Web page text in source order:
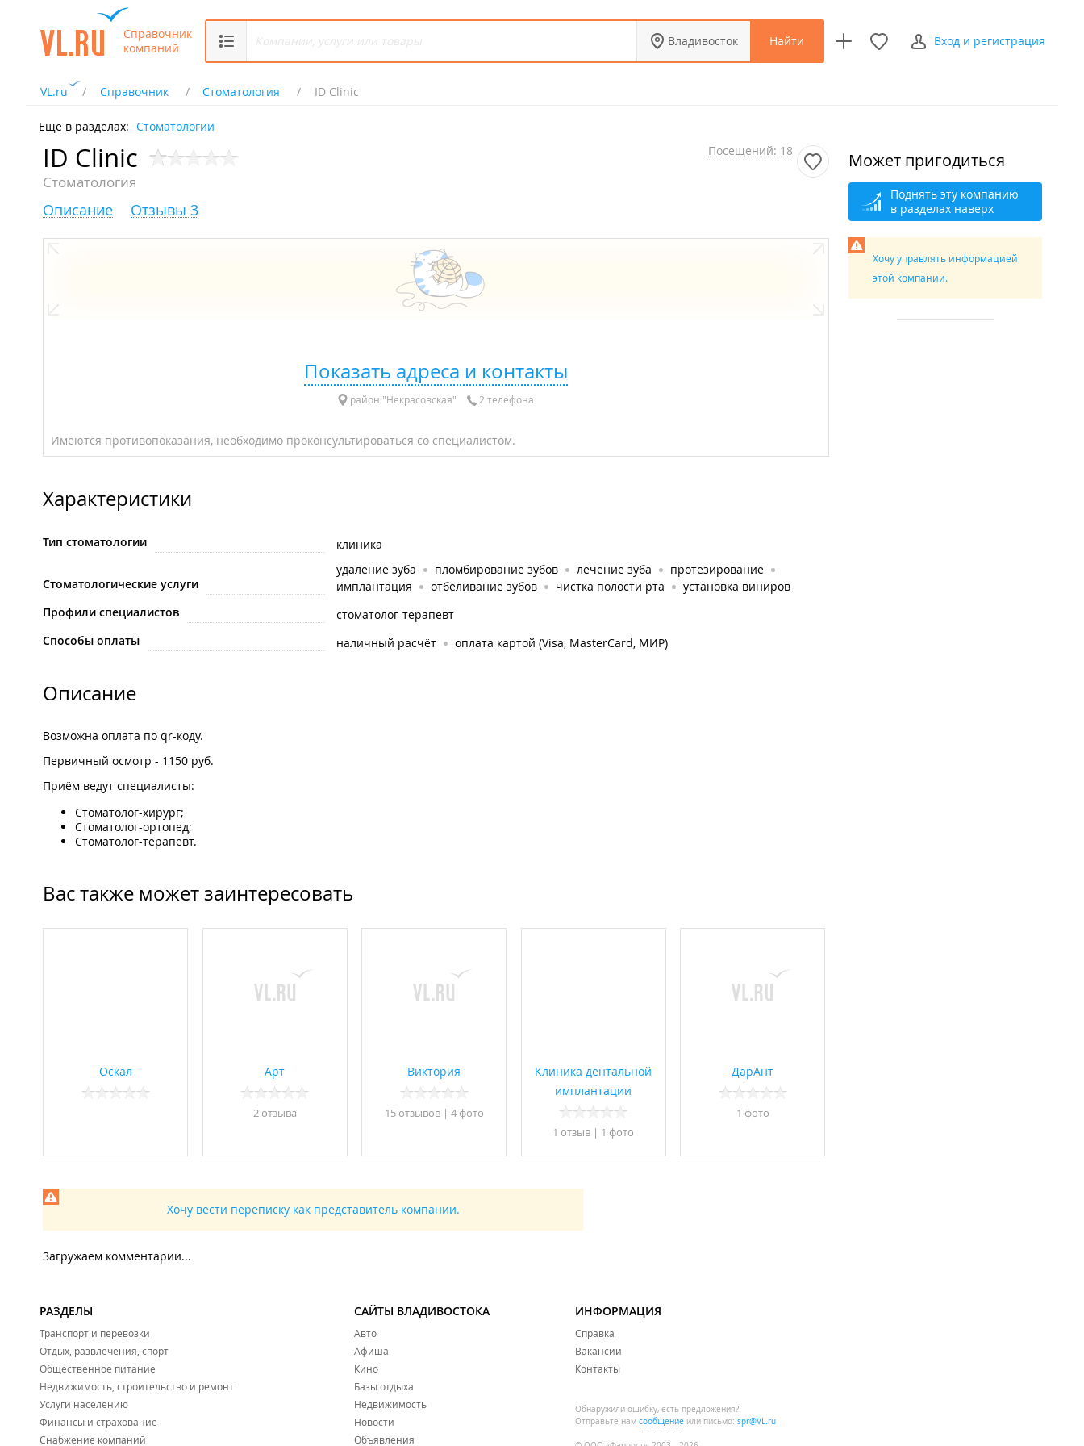
Справочник
компаний
Владивосток Найти Вход и регистрация
VL.ru Справочник Стоматология ID Clinic
Ещё в разделах: Стоматологии
ID Clinic
Стоматология
Посещений: 18
Описание Отзывы 3
Показать адреса и контакты
район "Некрасовская" 2 телефона
Имеются противопоказания, необходимо проконсультироваться со специалистом.
Характеристики
Тип стоматологии клиника
Стоматологические услуги
удаление зуба пломбирование зубов лечение зуба
протезирование
имплантация
отбеливание зубов чистка полости рта
установка виниров
Профили специалистов
стоматолог-терапевт
Способы оплаты
наличный расчёт оплата картой (Visa, MasterCard, МИР)
Описание
Возможна оплата по qr-коду.
Первичный осмотр - 1150 руб.
Приём ведут специалисты:
Стоматолог-хирург;
Стоматолог-ортопед;
Стоматолог-терапевт.
Вас также может заинтересовать
Оскал Арт
2 отзывa
Виктория
15 отзывов| 4 фото
Клиника дентальной
имплантации
1 отзыв | 1 фото
ДарАнт
1 фото
Хочу вести переписку как представитель компании.
Загружаем комментарии...
Может пригодиться
Поднять эту компанию
в разделах наверх
Хочу управлять информацией
этой компании.
РАЗДЕЛЫ
Транспорт и перевозки
Отдых, развлечения, спорт
Общественное питание
Недвижимость, строительство и ремонт
Услуги населению
Финансы и страхование
Снабжение компаний
САЙТЫ ВЛАДИВОСТОКА
Авто
Афиша
Кино
Базы отдыха
Недвижимость
Новости
Объявления
ИНФОРМАЦИЯ
Справка
Вакансии
Контакты
Обнаружили ошибку, есть предложения?
Отправьте нам сообщение или письмо: spr@VL.ru